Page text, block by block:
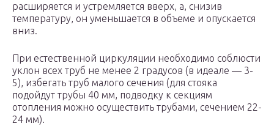
расширяется и устремляется вверх, а, снизив
температуру, он уменьшается в объеме и опускается
вниз.
При естественной циркуляции необходимо соблюсти
уклон всех труб не менее 2 градусов (в идеале — 3-
5), избегать труб малого сечения (для стояка
подойдут трубы 40 мм, подводку к секциям
отопления можно осуществить трубами, сечением 22-
24 мм).